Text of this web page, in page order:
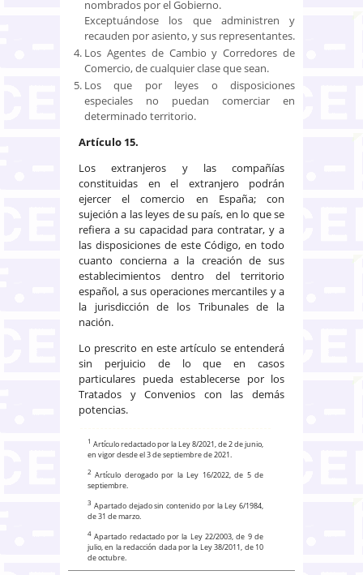
nombrados por el Gobierno.
Exceptuándose los que administren y
recauden por asiento, y sus representantes.
Los Agentes de Cambio y Corredores de
Comercio, de cualquier clase que sean.
Los que por leyes o disposiciones
especiales no puedan comerciar en
determinado territorio.
Artículo 15.
Los extranjeros y las compañías
constituidas en el extranjero podrán
ejercer el comercio en España; con
sujeción a las leyes de su país, en lo que se
refiera a su capacidad para contratar, y a
las disposiciones de este Código, en todo
cuanto concierna a la creación de sus
establecimientos dentro del territorio
español, a sus operaciones mercantiles y a
la jurisdicción de los Tribunales de la
nación.
Lo prescrito en este artículo se entenderá
sin perjuicio de lo que en casos
particulares pueda establecerse por los
Tratados y Convenios con las demás
potencias.
1 Artículo redactado por la Ley 8/2021, de 2 de junio,
en vigor desde el 3 de septiembre de 2021.
2 Artículo derogado por la Ley 16/2022, de 5 de
septiembre.
3 Apartado dejado sin contenido por la Ley 6/1984,
de 31 de marzo.
4 Apartado redactado por la Ley 22/2003, de 9 de
julio, en la redacción dada por la Ley 38/2011, de 10
de octubre.